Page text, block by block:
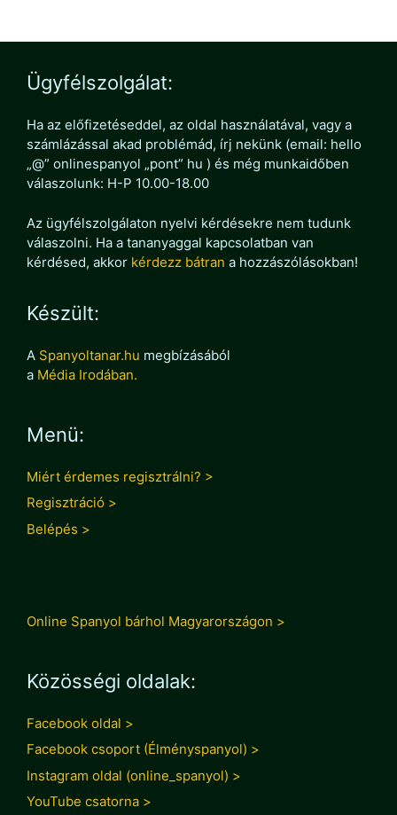
Ügyfélszolgálat:
Ha az előfizetéseddel, az oldal használatával, vagy a
számlázással akad problémád, írj nekünk (email: hello
„@” onlinespanyol „pont” hu ) és még munkaidőben
válaszolunk: H-P 10.00-18.00
Az ügyfélszolgálaton nyelvi kérdésekre nem tudunk
válaszolni. Ha a tananyaggal kapcsolatban van
kérdésed, akkor kérdezz bátran a hozzászólásokban!
Készült:
A Spanyoltanar.hu megbízásából
a Média Irodában.
Menü:
Miért érdemes regisztrálni? >
Regisztráció >
Belépés >
Online Spanyol bárhol Magyarországon >
Közösségi oldalak:
Facebook oldal >
Facebook csoport (Élményspanyol) >
Instagram oldal (online_spanyol) >
YouTube csatorna >